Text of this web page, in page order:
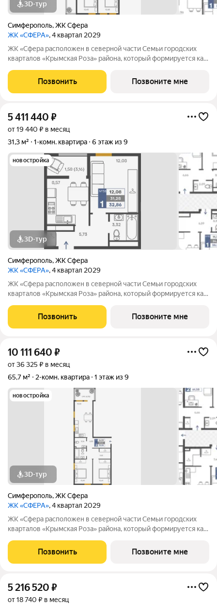
3D-тур
Симферополь,ЖК Сфера
ЖК «СФЕРА», 4 квартал 2029
ЖК «Сфера расположен в северной части Семьи городских
кварталов «Крымская Роза» района, который формируется как
«Сфера» состоит из восьми домов высотой в 8 и 9 этажей.
Выбор для тех, кто смотрит
Позвонить Позвоните мне
5 411 440 ₽
от 19 440 ₽ в месяц
31,3 м²
1-комн. квартира 6 этаж из 9
новостройка
3D-тур
Симферополь,ЖК Сфера
ЖК «СФЕРА», 4 квартал 2029
ЖК «Сфера расположен в северной части Семьи городских
кварталов «Крымская Роза» района, который формируется как
«Сфера» состоит из восьми домов высотой в 8 и 9 этажей.
Выбор для тех, кто смотрит
Позвонить Позвоните мне
10 111 640 ₽
от 36 325 ₽ в месяц
65,7 м²
2-комн. квартира 1 этаж из 9
новостройка
3D-тур
Симферополь,ЖК Сфера
ЖК «СФЕРА», 4 квартал 2029
ЖК «Сфера расположен в северной части Семьи городских
кварталов «Крымская Роза» района, который формируется как
«Сфера» состоит из восьми домов высотой в 8 и 9 этажей.
Выбор для тех, кто смотрит
Позвонить Позвоните мне
5 216 520 ₽
от 18 740 ₽ в месяц